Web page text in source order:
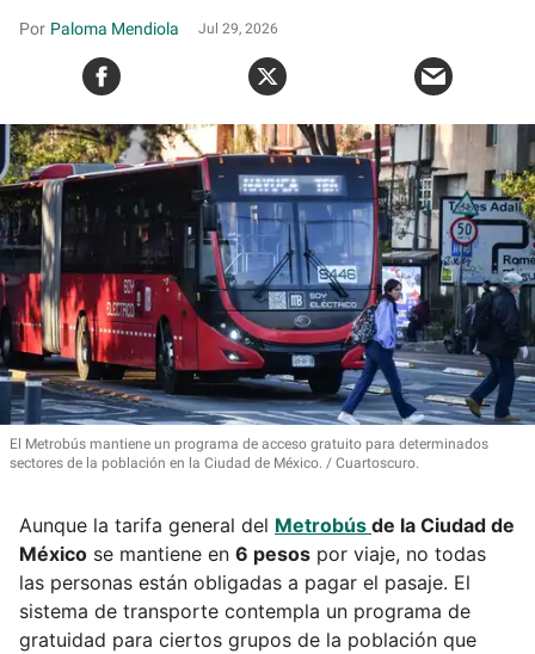
Paloma Mendiola Jul 29, 2026
El Metrobús mantiene un programa de acceso gratuito para determinados
sectores de la población en la Ciudad de México.
Cuartoscuro.
Aunque la tarifa general del Metrobús de la Ciudad de
México se mantiene en 6 pesos por viaje, no todas
las personas están obligadas a pagar el pasaje. El
sistema de transporte contempla un programa de
gratuidad para ciertos grupos de la población que